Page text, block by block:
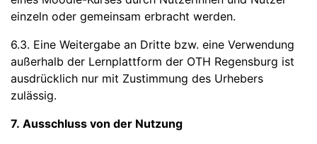
einzeln oder gemeinsam erbracht werden.
6.3. Eine Weitergabe an Dritte bzw. eine Verwendung
außerhalb der Lernplattform der OTH Regensburg ist
ausdrücklich nur mit Zustimmung des Urhebers
zulässig.
7. Ausschluss von der Nutzung